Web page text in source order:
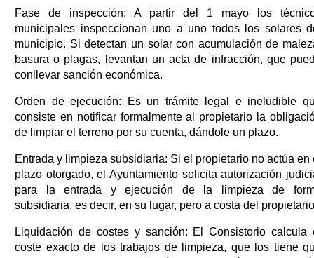
Fase de inspección: A partir del 1 mayo los
municipales inspeccionan uno a uno todos los solares
municipio. Si detectan un solar con acumulación de
basura o plagas, levantan un acta de infracción, que
conllevar sanción económica.
Orden de ejecución: Es un trámite legal e ineludible
consiste en notificar formalmente al propietario la
de limpiar el terreno por su cuenta, dándole un plazo.
Entrada y limpieza subsidiaria: Si el propietario no actúa en
plazo otorgado, el Ayuntamiento solicita autorización
para la entrada y ejecución de la limpieza de
subsidiaria, es decir, en su lugar, pero a costa del
Liquidación de costes y sanción: El Consistorio calcula
coste exacto de los trabajos de limpieza, que los tiene